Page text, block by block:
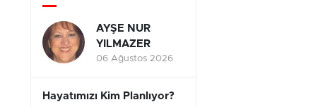
AYŞE NUR
YILMAZER
06 Ağustos 2026
Hayatımızı Kim Planlıyor?